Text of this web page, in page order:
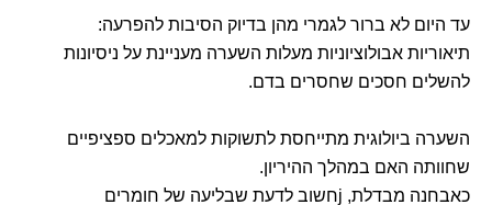
עד היום לא ברור לגמרי מהן בדיוק הסיבות להפרעה:
תיאוריות אבולוציוניות מעלות השערה מעניינת על ניסיונות
להשלים חסכים שחסרים בדם.
השערה ביולוגית מתייחסת לתשוקות למאכלים ספציפיים
שחוותה האם במהלך ההיריון.
כאבחנה מבדלת, jחשוב לדעת שבליעה של חומרים